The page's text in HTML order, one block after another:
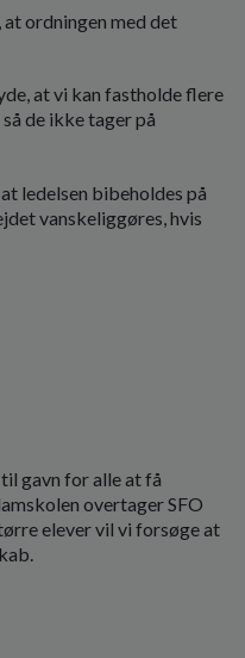
ordningen med det
at vi kan fastholde flere
de ikke tager på
ledelsen bibeholdes på
vanskeliggøres, hvis
gavn for alle at få
overtager SFO
elever vil vi forsøge at